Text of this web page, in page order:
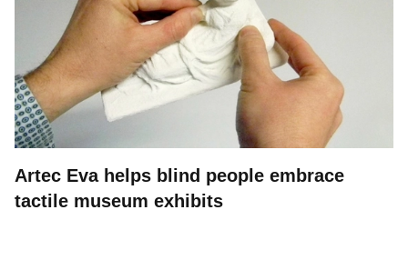
Artec Eva helps blind people embrace
tactile museum exhibits